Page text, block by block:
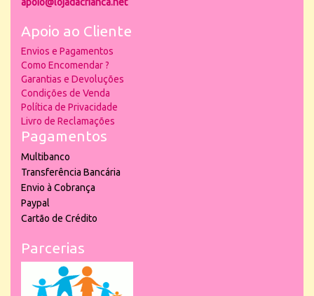
Apoio ao Cliente
Envios e Pagamentos
Como Encomendar ?
Garantias e Devoluções
Condições de Venda
Política de Privacidade
Livro de Reclamações
Pagamentos
Multibanco
Transferência Bancária
Envio à Cobrança
Paypal
Cartão de Crédito
Parcerias